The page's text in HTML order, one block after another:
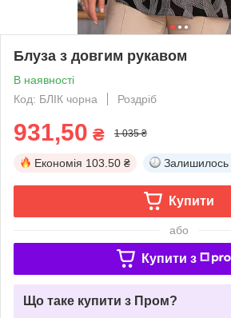
Блуза з довгим рукавом
В наявності
Код: БЛІК чорна
Роздріб
931,50 ₴ 1 035 ₴
Економія 103.50 ₴ Залишилось
Купити
або
Купити з
Що таке купити з Пром?